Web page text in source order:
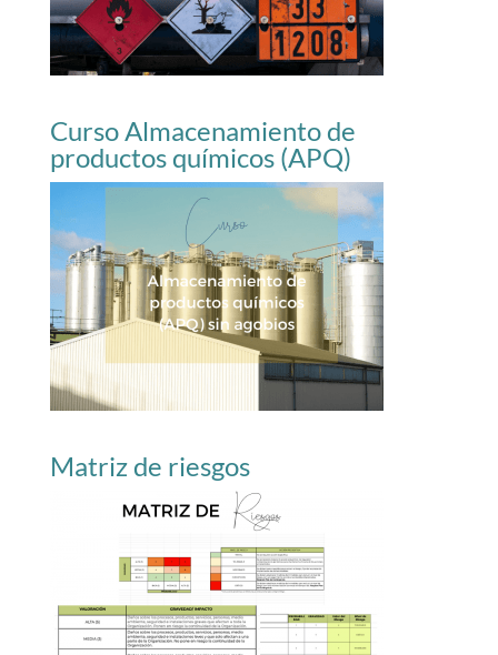
Curso Almacenamiento de
productos químicos (APQ)
Matriz de riesgos